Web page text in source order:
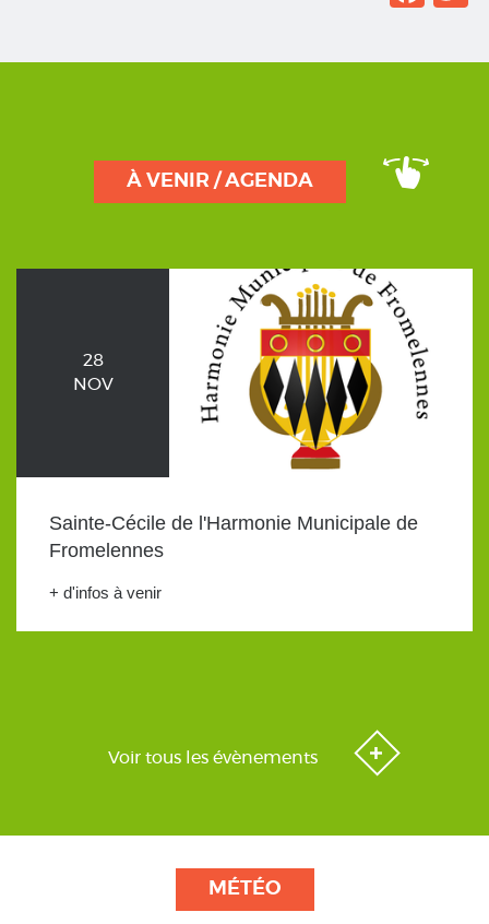
À VENIR / AGENDA
28
NOV
Sainte-Cécile de l'Harmonie Municipale de
Fromelennes
+ d'infos à venir
Voir tous les évènements
MÉTÉO